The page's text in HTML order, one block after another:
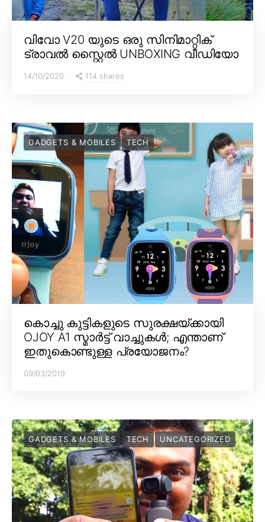
വിവോ V20 യുടെ ഒരു സിനിമാറ്റിക്
ട്രാവൽ സ്റ്റൈൽ UNBOXING വീഡിയോ
14/10/2020 114 shares
GADGETS & MOBILES TECH
കൊച്ചു കുട്ടികളുടെ സുരക്ഷയ്ക്കായി
OJOY A1 സ്മാർട്ട് വാച്ചുകൾ; എന്താണ്
ഇതുകൊണ്ടുള്ള പ്രയോജനം?
09/03/2019
GADGETS & MOBILES TECH UNCATEGORIZED